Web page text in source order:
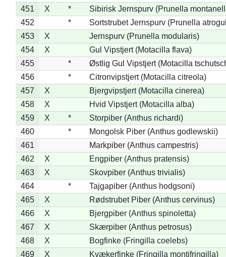
451
X *
Sibirisk Jernspurv (Prunella
452
*
Sortstrubet Jernspurv (Prunella
453
X
Jernspurv (Prunella modularis)
454
X
Gul Vipstjert (Motacilla flava)
455
*
Østlig Gul Vipstjert (Motacilla
456
*
Citronvipstjert (Motacilla citreola)
457
X
Bjergvipstjert (Motacilla cinerea)
458
X
Hvid Vipstjert (Motacilla alba)
459
X *
Storpiber (Anthus richardi)
460
*
Mongolsk Piber (Anthus godlewskii)
461
Markpiber (Anthus campestris)
462
X
Engpiber (Anthus pratensis)
463
X
Skovpiber (Anthus trivialis)
464
*
Tajgapiber (Anthus hodgsoni)
465
X
Rødstrubet Piber (Anthus cervinus)
466
X
Bjergpiber (Anthus spinoletta)
467
X
Skærpiber (Anthus petrosus)
468
X
Bogfinke (Fringilla coelebs)
469
X
Kvækerfinke (Fringilla montifringilla)